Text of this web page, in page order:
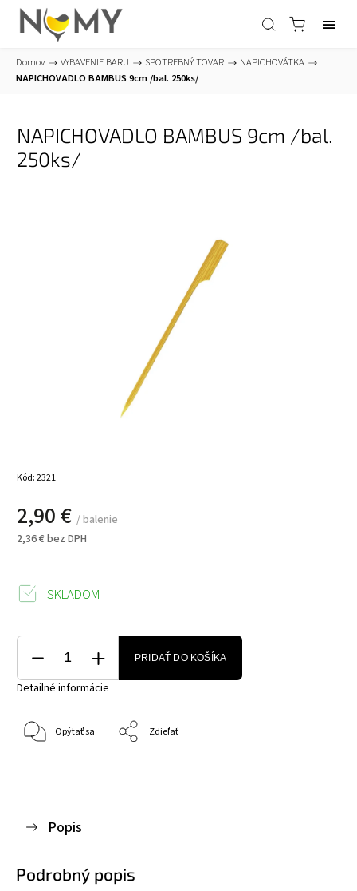
Domov / VYBAVENIE BARU / SPOTREBNÝ TOVAR / NAPICHOVÁTKA /
NAPICHOVADLO BAMBUS 9cm /bal. 250ks/
NAPICHOVADLO BAMBUS 9cm /bal.
250ks/
Kód:2321
2,90 € / balenie
2,36 € bez DPH
SKLADOM
PRIDAŤ DO KOŠÍKA
Detailné informácie
Opýtať sa Zdieľať
Popis
Podrobný popis